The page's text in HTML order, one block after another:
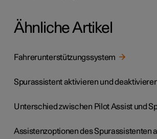
Ähnliche Artikel
Fahrerunterstützungssystem
Spurassistent aktivieren und
Unterschied zwischen Pilot Assist und
Assistenzoptionen des Spurassistenten